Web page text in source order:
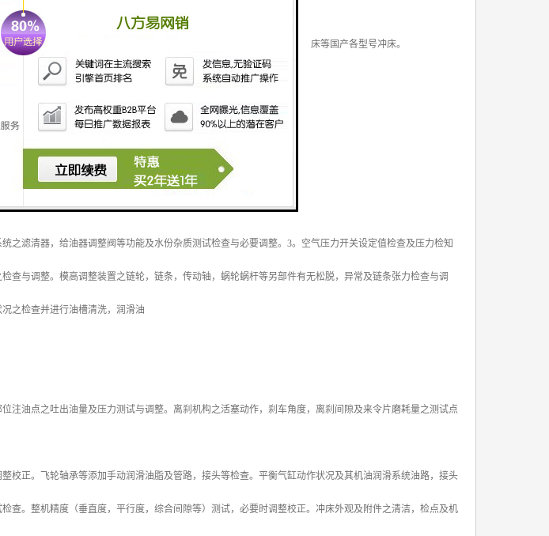
床、杨锻冲床、厦锻冲床、汇田冲床、米斯克冲床、易锻冲床、三好冲床等国产各型号冲床。
之滤清器，给油器调整阀等功能及水份杂质测试检查与必要调整。3。空气压力开关设定值检查及压力检知
查与调整。模高调整装置之链轮，链条，传动轴，蜗轮蜗杆等另部件有无松脱，异常及链条张力检查与调
之检查并进行油槽清洗，润滑油
注油点之吐出油量及压力测试与调整。离刹机构之活塞动作，刹车角度，离刹间隙及来令片磨耗量之测试点
校正。飞轮轴承等添加手动润滑油脂及管路，接头等检查。平衡气缸动作状况及其机油润滑系统油路，接头
查。整机精度（垂直度，平行度，综合间隙等）测试，必要时调整校正。冲床外观及附件之清洁，检点及机